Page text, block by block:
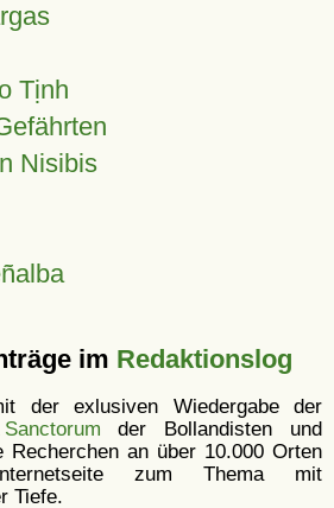
Tịnh
Nisibis
im Redaktionslog
der exlusiven Wiedergabe der
der Bollandisten und
Recherchen an über 10.000 Orten
zum Thema mit
Tiefe.